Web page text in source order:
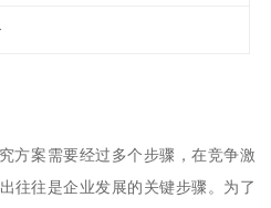
方案需要经过多个步骤，在竞争激
往往是企业发展的关键步骤。为了